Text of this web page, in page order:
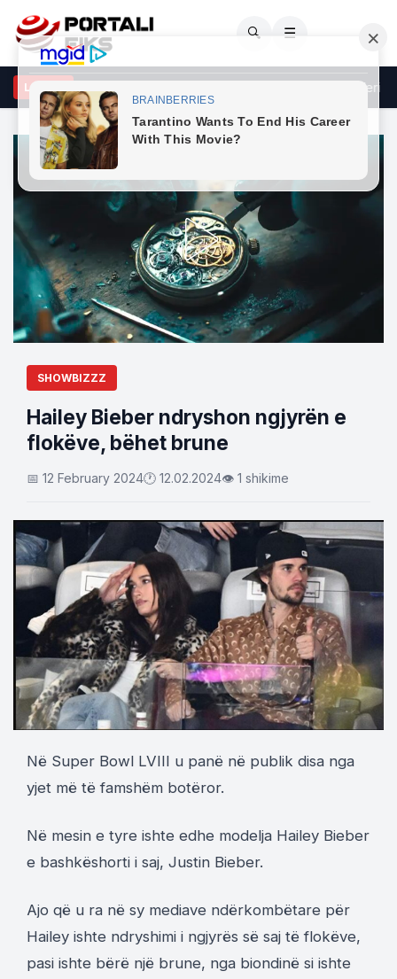
🔍 ☰
LAJME
i RËNDË! 6 të plagosur pasi makina del nga rruga, shoferi dhe
SHOWBIZZZ
Hailey Bieber ndryshon ngjyrën e
flokëve, bëhet brune
📅 12 February 2024🕐 12.02.2024👁 1 shikime
Në Super Bowl LVIII u panë në publik disa nga
yjet më të famshëm botëror.
Në mesin e tyre ishte edhe modelja Hailey Bieber
e bashkëshorti i saj, Justin Bieber.
Ajo që u ra në sy mediave ndërkombëtare për
Hailey ishte ndryshimi i ngjyrës së saj të flokëve,
pasi ishte bërë një brune, nga biondinë si ishte